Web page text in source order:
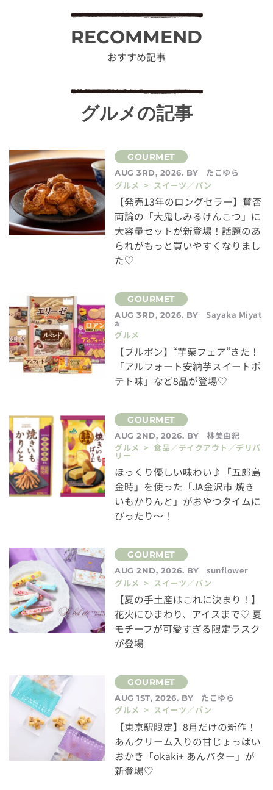
RECOMMEND
おすすめ記事
グルメの記事
AUG 3RD, 2026. BY
たこゆら
グルメ > スイーツ／パン
【発売13年のロングセラー】賛否
両論の「大鬼しみるげんこつ」に
大容量セットが新登場！話題のあ
られがもっと買いやすくなりまし
た♡
AUG 3RD, 2026. BY Sayaka Miyat
a
グルメ
【ブルボン】“芋栗フェア”きた！
「アルフォート安納芋スイートポ
テト味」など8品が登場♡
AUG 2ND, 2026. BY
林美由紀
グルメ > 食品／テイクアウト／デリバ
リー
ほっくり優しい味わい♪「五郎島
金時」を使った「JA金沢市 焼き
いもかりんと」がおやつタイムに
ぴったり～！
AUG 2ND, 2026. BY
sunflower
グルメ > スイーツ／パン
【夏の手土産はこれに決まり！】
花火にひまわり、アイスまで♡ 夏
モチーフが可愛すぎる限定ラスク
が登場
AUG 1ST, 2026. BY
たこゆら
グルメ > スイーツ／パン
【東京駅限定】8月だけの新作！
あんクリーム入りの甘じょっぱい
おかき「okaki+ あんバター」が
新登場♡